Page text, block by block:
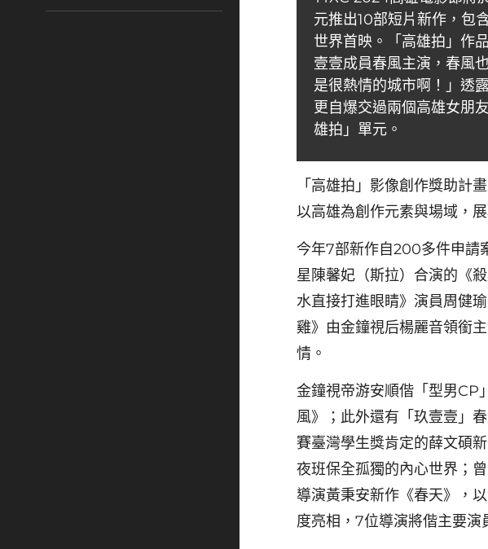
元推出10部短片新作，包
世界首映。「高雄拍」作
壹壹成員春風主演，春風
是很熱情的城市啊！」透
更自爆交過兩個高雄女朋
雄拍」單元。
「高雄拍」影像創作獎助計
以高雄為創作元素與場域，
今年7部新作自200多件申請
星陳馨妃（斯拉）合演的《
水直接打進眼睛》演員周健
雞》由金鐘視后楊麗音領銜
情。
金鐘視帝游安順偕「型男CP
風》；此外還有「玖壹壹」
賽臺灣學生獎肯定的薛文碩
夜班保全孤獨的內心世界；
導演黃秉安新作《春天》，
度亮相，7位導演將偕主要演